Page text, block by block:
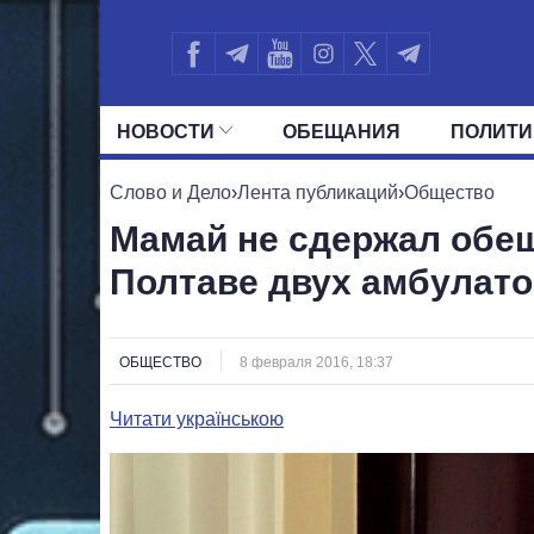
НОВОСТИ ОБЕЩАНИЯ
ВСЕ ПОЛИТИКИ ПРЕЗИДЕНТ И
Слово и Дело›Лента публикаций›Общество
Мамай не сдержал
Полтаве двух
ОБЩЕСТВО 8 февраля 2016, 18:37
Читати українською